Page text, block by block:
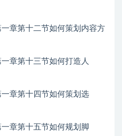
一章第十二节如何策划内容方
章第十三节如何打造人
一章第十四节如何策划选
一章第十五节如何规划脚